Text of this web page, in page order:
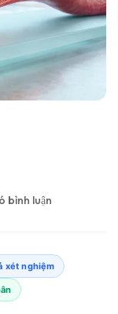
bình luận
xét nghiệm